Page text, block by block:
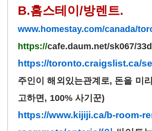
B.홈스테이/방렌트.
www.homestay.com/canada/
https://cafe.daum.net/sk067/
https://toronto.craigslist.ca/
주인이 해외있는관계로, 돈을 미
고하면, 100% 사기꾼)
https://www.kijiji.ca/b-room-